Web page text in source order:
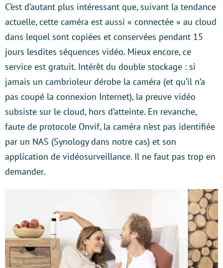
C’est d’autant plus intéressant que, suivant la tendance
actuelle, cette caméra est aussi « connectée » au cloud
dans lequel sont copiées et conservées pendant 15
jours lesdites séquences vidéo. Mieux encore, ce
service est gratuit. Intérêt du double stockage : si
jamais un cambrioleur dérobe la caméra (et qu’il n’a
pas coupé la connexion Internet), la preuve vidéo
subsiste sur le cloud, hors d’atteinte. En revanche,
faute de protocole Onvif, la caméra n’est pas identifiée
par un NAS (Synology dans notre cas) et son
application de vidéosurveillance. Il ne faut pas trop en
demander.